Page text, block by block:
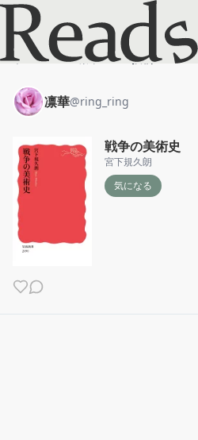
凛華" 戦争の美術史"
ホーム 凛華 投稿
凛華@ring_ring
戦争の美術史
宮下規久朗
気になる